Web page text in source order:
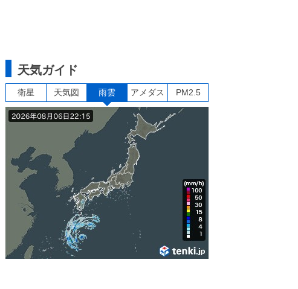
天気ガイド
衛星 天気図 雨雲 アメダス PM2.5